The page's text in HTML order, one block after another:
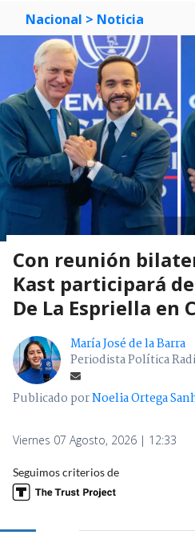
Nacional > Noticia
Con reunión
Kast participará
De La Espriella en
María José de la Barra
Periodista Política
Publicado porNoelia Ortega
Viernes 07 Agosto, 2026 | 12:33
Seguimos criterios de